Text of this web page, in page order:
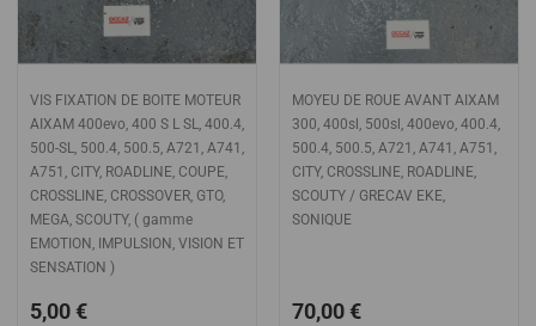
VIS FIXATION DE BOITE MOTEUR
AIXAM 400evo, 400 S L SL, 400.4,
500-SL, 500.4, 500.5, A721, A741,
A751, CITY, ROADLINE, COUPE,
CROSSLINE, CROSSOVER, GTO,
MEGA, SCOUTY, ( gamme
EMOTION, IMPULSION, VISION ET
SENSATION )
5,00 €
MOYEU DE ROUE AVANT AIXAM
300, 400sl, 500sl, 400evo, 400.4,
500.4, 500.5, A721, A741, A751,
CITY, CROSSLINE, ROADLINE,
SCOUTY / GRECAV EKE,
SONIQUE
70,00 €